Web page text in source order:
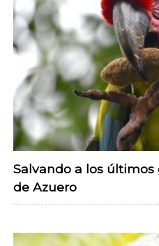
Salvando a los
de Azuero